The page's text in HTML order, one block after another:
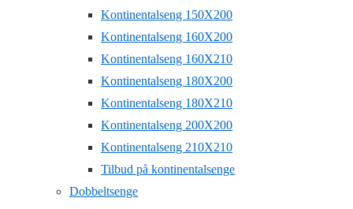
Kontinentalseng 150X200
Kontinentalseng 160X200
Kontinentalseng 160X210
Kontinentalseng 180X200
Kontinentalseng 180X210
Kontinentalseng 200X200
Kontinentalseng 210X210
Tilbud på kontinentalsenge
Dobbeltsenge